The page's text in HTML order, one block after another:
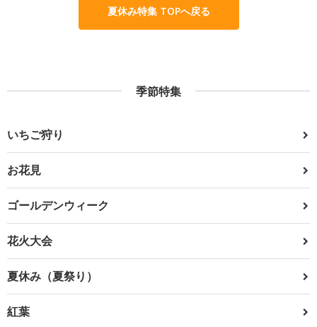
夏休み特集 TOPへ戻る
季節特集
いちご狩り
お花見
ゴールデンウィーク
花火大会
夏休み（夏祭り）
紅葉